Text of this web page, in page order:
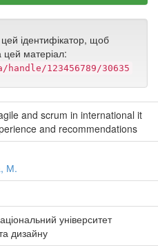
ідентифікатор, щоб
цей матеріал:
123456789/30635
and scrum in international it
and recommendations
М.
університет
дизайну